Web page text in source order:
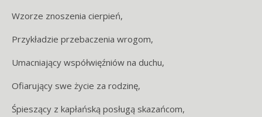
Wzorze znoszenia cierpień,
Przykładzie przebaczenia wrogom,
Umacniający współwięźniów na duchu,
Ofiarujący swe życie za rodzinę,
Śpieszący z kapłańską posługą skazańcom,